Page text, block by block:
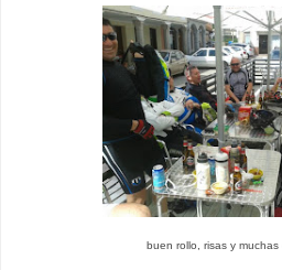
buen rollo, risas y muchas